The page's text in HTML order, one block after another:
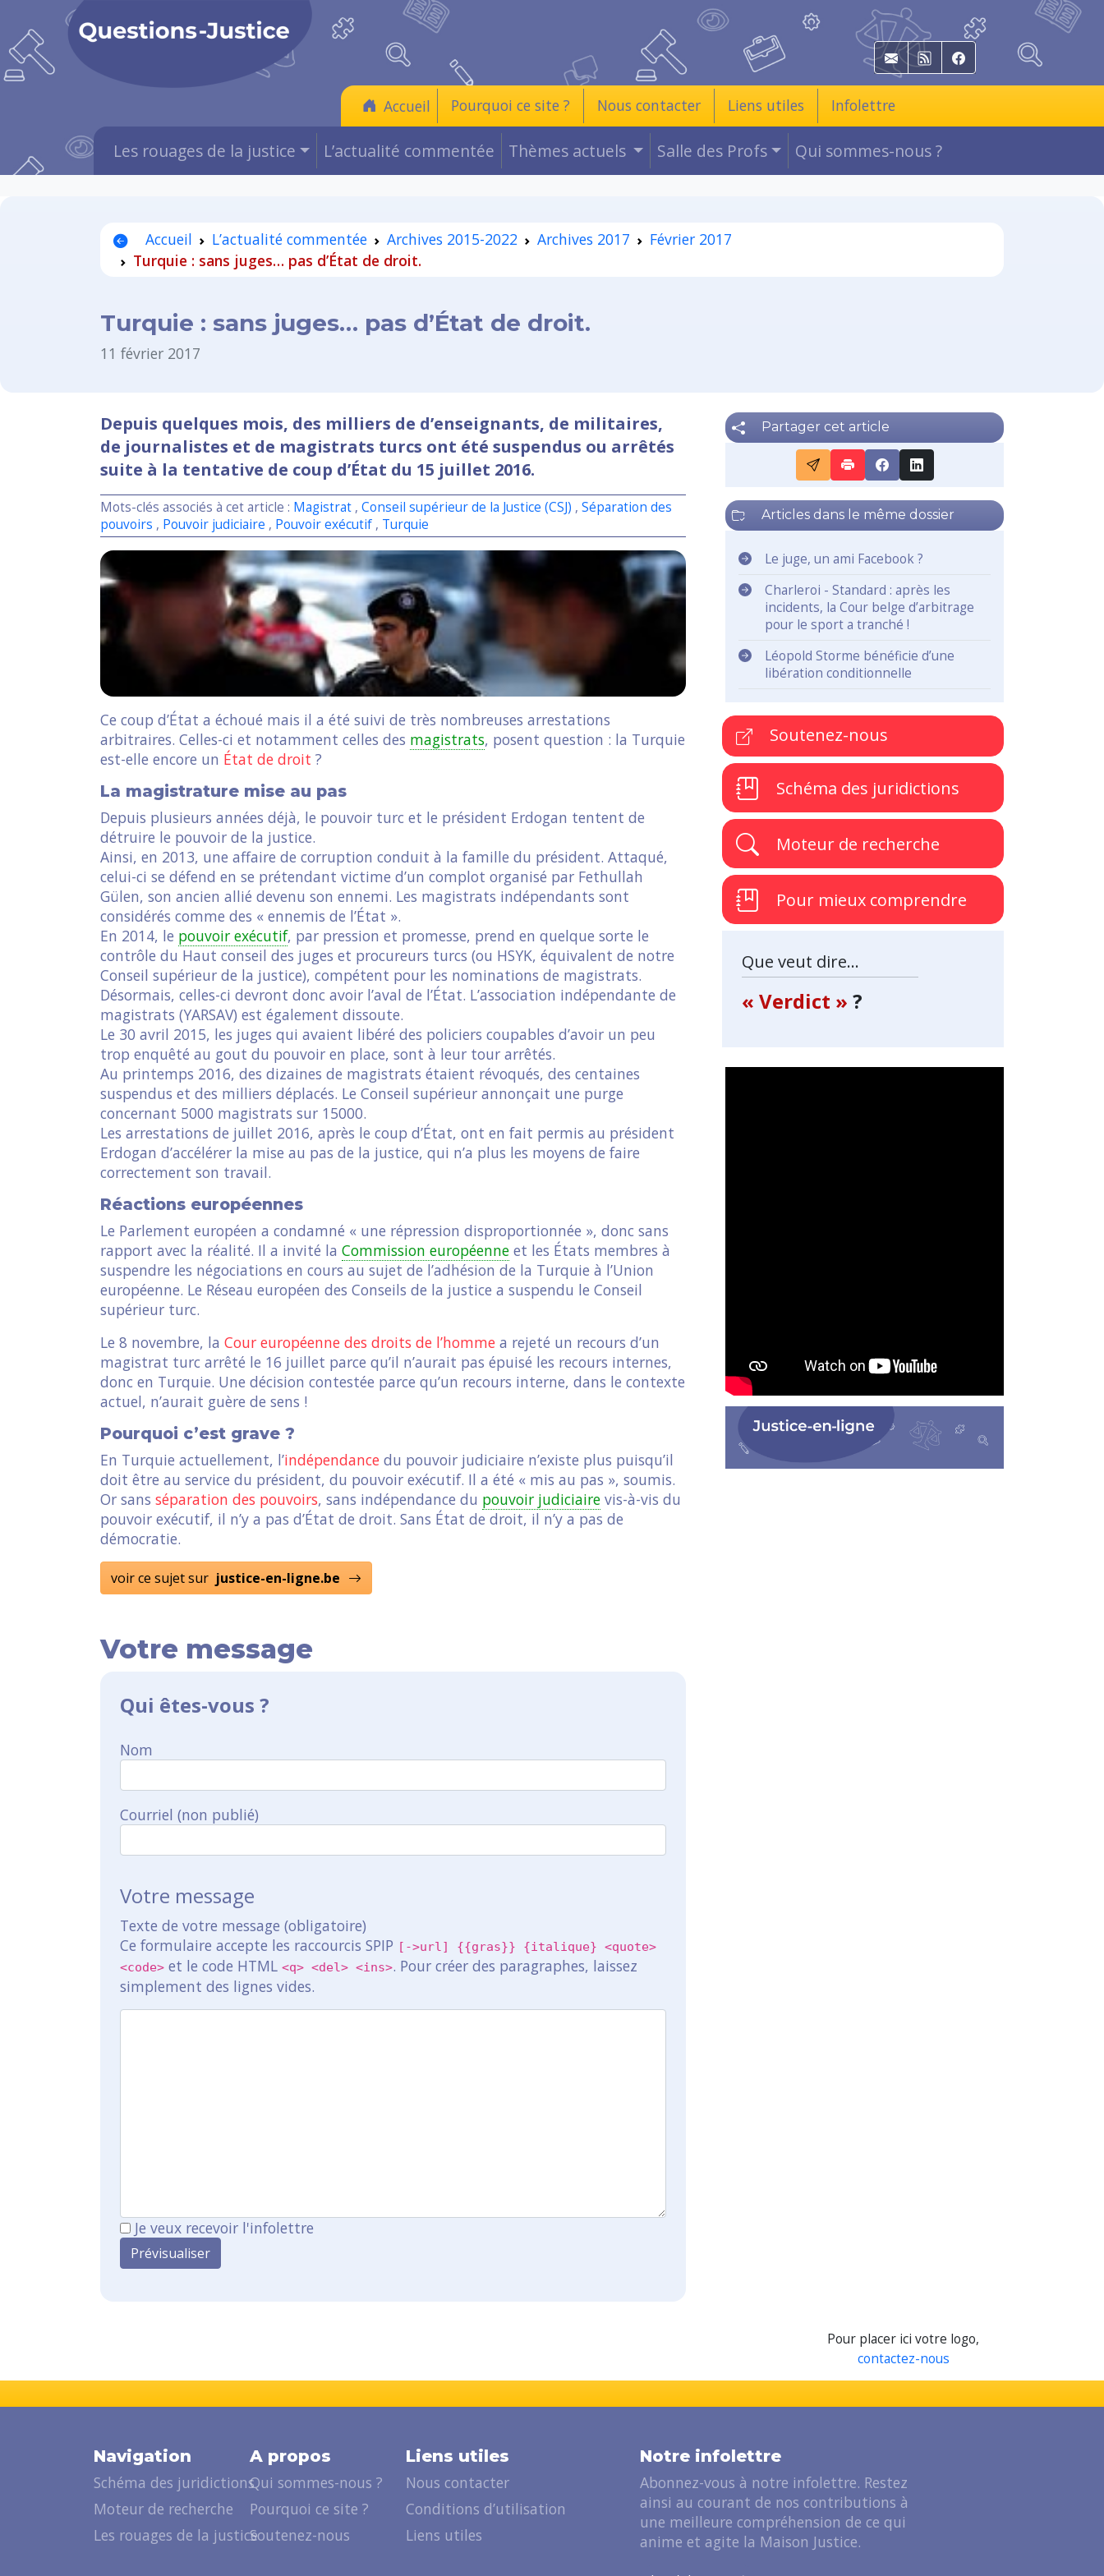
E-mail RSS Facebook
Accueil Pourquoi ce site ? Nous contacter Liens utiles Infolettre
Les rouages de la justice L’actualité commentée Thèmes actuels Salle des Profs Qui sommes-nous ?
Accueil L’actualité commentée Archives 2015-2022 Archives 2017
Février 2017
Turquie : sans juges… pas d’État de droit.
Turquie : sans juges… pas d’État de droit.
11 février 2017
Depuis quelques mois, des milliers de d’enseignants, de militaires,
de journalistes et de magistrats turcs ont été suspendus ou arrêtés
suite à la tentative de coup d’État du 15 juillet 2016.
Mots-clés associés à cet article : Magistrat , Conseil supérieur de la Justice (CSJ) , Séparation des
pouvoirs , Pouvoir judiciaire , Pouvoir exécutif , Turquie
Ce coup d’État a échoué mais il a été suivi de très nombreuses arrestations
arbitraires. Celles-ci et notamment celles des magistrats, posent question : la Turquie
est-elle encore un État de droit ?
La magistrature mise au pas
Depuis plusieurs années déjà, le pouvoir turc et le président Erdogan tentent de
détruire le pouvoir de la justice.
Ainsi, en 2013, une affaire de corruption conduit à la famille du président. Attaqué,
celui-ci se défend en se prétendant victime d’un complot organisé par Fethullah
Gülen, son ancien allié devenu son ennemi. Les magistrats indépendants sont
considérés comme des « ennemis de l’État ».
En 2014, le pouvoir exécutif, par pression et promesse, prend en quelque sorte le
contrôle du Haut conseil des juges et procureurs turcs (ou HSYK, équivalent de notre
Conseil supérieur de la justice), compétent pour les nominations de magistrats.
Désormais, celles-ci devront donc avoir l’aval de l’État. L’association indépendante de
magistrats (YARSAV) est également dissoute.
Le 30 avril 2015, les juges qui avaient libéré des policiers coupables d’avoir un peu
trop enquêté au gout du pouvoir en place, sont à leur tour arrêtés.
Au printemps 2016, des dizaines de magistrats étaient révoqués, des centaines
suspendus et des milliers déplacés. Le Conseil supérieur annonçait une purge
concernant 5000 magistrats sur 15000.
Les arrestations de juillet 2016, après le coup d’État, ont en fait permis au président
Erdogan d’accélérer la mise au pas de la justice, qui n’a plus les moyens de faire
correctement son travail.
Réactions européennes
Le Parlement européen a condamné « une répression disproportionnée », donc sans
rapport avec la réalité. Il a invité la Commission européenne et les États membres à
suspendre les négociations en cours au sujet de l’adhésion de la Turquie à l’Union
européenne. Le Réseau européen des Conseils de la justice a suspendu le Conseil
supérieur turc.
Le 8 novembre, la Cour européenne des droits de l’homme a rejeté un recours d’un
magistrat turc arrêté le 16 juillet parce qu’il n’aurait pas épuisé les recours internes,
donc en Turquie. Une décision contestée parce qu’un recours interne, dans le contexte
actuel, n’aurait guère de sens !
Pourquoi c’est grave ?
En Turquie actuellement, l’indépendance du pouvoir judiciaire n’existe plus puisqu’il
doit être au service du président, du pouvoir exécutif. Il a été « mis au pas », soumis.
Or sans séparation des pouvoirs, sans indépendance du pouvoir judiciaire vis-à-vis du
pouvoir exécutif, il n’y a pas d’État de droit. Sans État de droit, il n’y a pas de
démocratie.
voir ce sujet sur justice-en-ligne.be
Votre message
Qui êtes-vous ?
Nom
Courriel (non publié)
Votre message
Texte de votre message (obligatoire)
Ce formulaire accepte les raccourcis SPIP [->url] {{gras}} {italique} <quote>
<code> et le code HTML <q> <del> <ins>. Pour créer des paragraphes, laissez
simplement des lignes vides.
Je veux recevoir l'infolettre
Partager cet article
Articles dans le même dossier
Le juge, un ami Facebook ?
Charleroi - Standard : après les
incidents, la Cour belge d’arbitrage
pour le sport a tranché !
Léopold Storme bénéficie d’une
libération conditionnelle
Soutenez-nous
Schéma des juridictions
Moteur de recherche
Pour mieux comprendre
Que veut dire...
« Verdict »?
Pour placer ici votre logo,
contactez-nous
Navigation
Schéma des juridictions
Moteur de recherche
Les rouages de la justice
A propos
Qui sommes-nous ?
Pourquoi ce site ?
Soutenez-nous
Liens utiles
Nous contacter
Conditions d’utilisation
Liens utiles
Notre infolettre
Abonnez-vous à notre infolettre. Restez
ainsi au courant de nos contributions à
une meilleure compréhension de ce qui
anime et agite la Maison Justice.